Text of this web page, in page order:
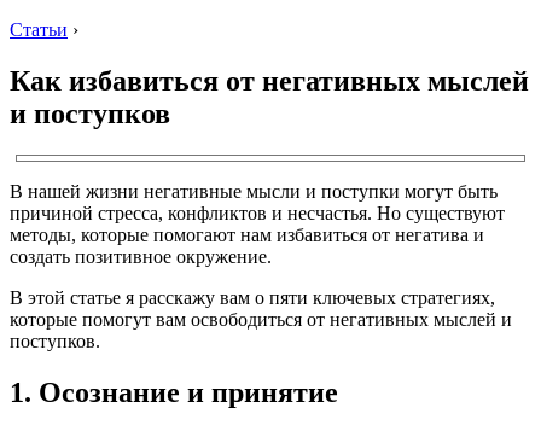
Статьи ›
Как избавиться от негативных мыслей
и поступков
В нашей жизни негативные мысли и поступки могут быть
причиной стресса, конфликтов и несчастья. Но существуют
методы, которые помогают нам избавиться от негатива и
создать позитивное окружение.
В этой статье я расскажу вам о пяти ключевых стратегиях,
которые помогут вам освободиться от негативных мыслей и
поступков.
1. Осознание и принятие